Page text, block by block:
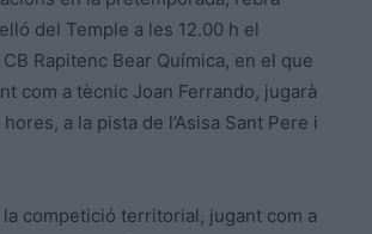
del Temple a les 12.00 h el
Rapitenc Bear Química, en el que
com a tècnic Joan Ferrando, jugarà
a la pista de l’Asisa Sant Pere i
la competició territorial, jugant com a